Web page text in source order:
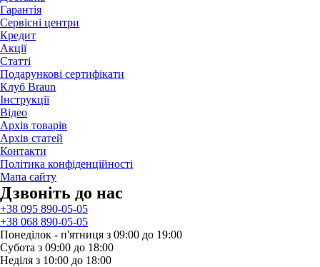
Гарантія
Сервісні центри
Кредит
Акції
Статті
Подарункові сертифікати
Клуб Braun
Iнструкції
Відео
Архів товарів
Архів статей
Контакти
Політика конфіденційності
Мапа сайту
Дзвонiть до нас
+38 095 890-05-05
+38 068 890-05-05
Понеділок - п'ятниця з 09:00 до 19:00
Субота з 09:00 до 18:00
Неділя з 10:00 до 18:00